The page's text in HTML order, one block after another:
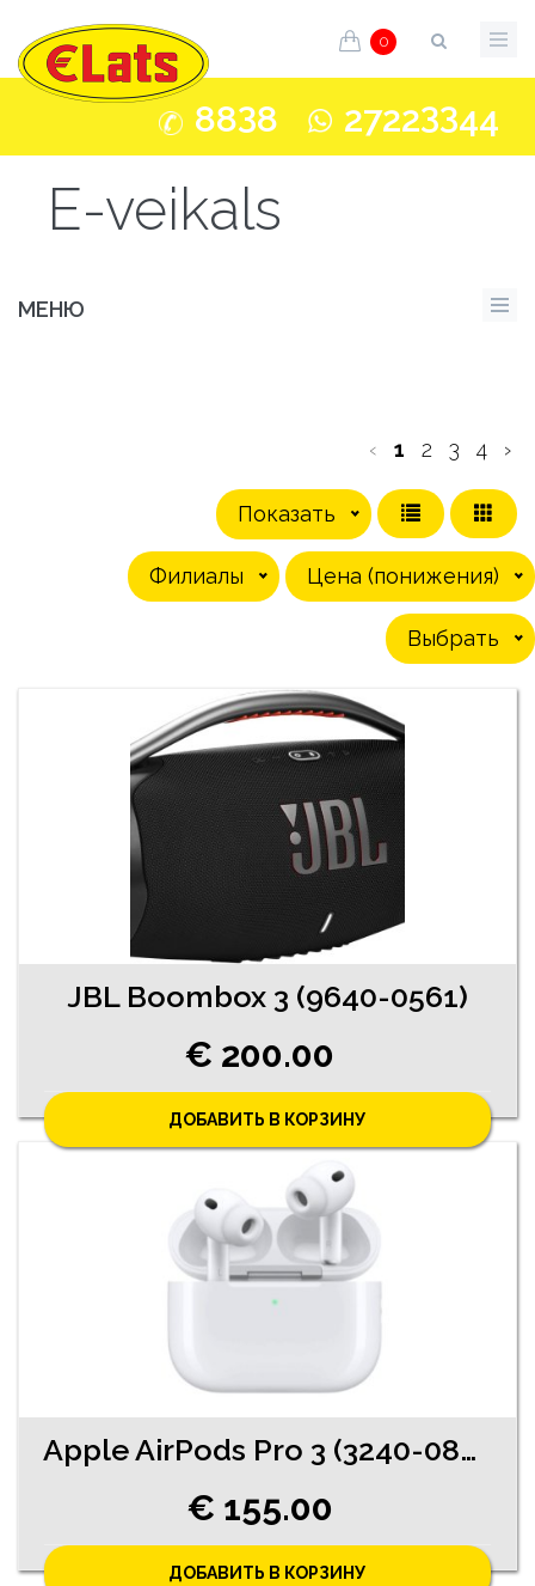
0
8838 27223344
E-veikals
МЕНЮ
‹ 1 2 3 4 ›
Показать
Цена (понижения)
Филиалы
Выбрать
JBL Boombox 3 (9640-0561)
€ 200.00
ДОБАВИТЬ В КОРЗИНУ
Apple AirPods Pro 3 (3240-0861)
€ 155.00
ДОБАВИТЬ В КОРЗИНУ